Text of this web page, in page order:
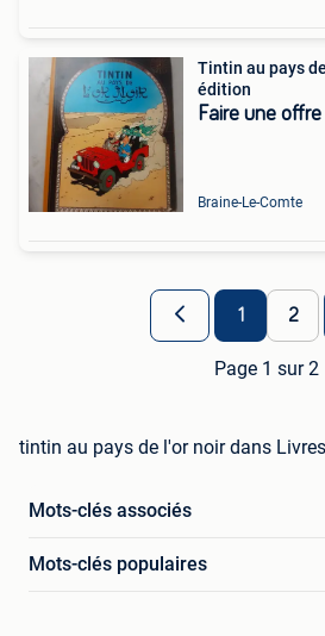
Tintin au pays
édition
Faire une offre
Braine-Le-Comte
1 2
Page 1 sur 2
tintin au pays de l'or noir dans Livres
Mots-clés associés
Mots-clés populaires